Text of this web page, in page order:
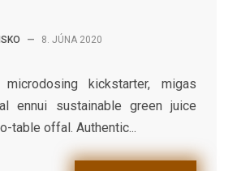
— 8. JÚNA 2020
microdosing kickstarter, migas
ennui sustainable green juice
table offal. Authentic...